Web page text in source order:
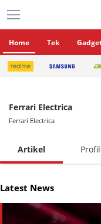
Home Tek
Ferrari Electrica
Ferrari Electrica
Artikel
Latest News